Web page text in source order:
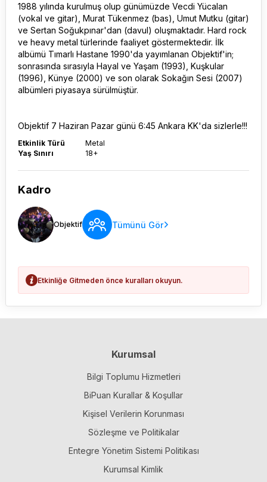
1988 yılında kurulmuş olup günümüzde Vecdi Yücalan
(vokal ve gitar), Murat Tükenmez (bas), Umut Mutku (gitar)
ve Sertan Soğukpınar'dan (davul) oluşmaktadır. Hard rock
ve heavy metal türlerinde faaliyet göstermektedir. İlk
albümü Tımarlı Hastane 1990'da yayımlanan Objektif'in;
sonrasında sırasıyla Hayal ve Yaşam (1993), Kuşkular
(1996), Künye (2000) ve son olarak Sokağın Sesi (2007)
albümleri piyasaya sürülmüştür.
Objektif 7 Haziran Pazar günü 6:45 Ankara KK'da sizlerle!!!
Etkinlik Türü
Metal
Yaş Sınırı
18+
Kadro
Objektif Tümünü Gör
Etkinliğe Gitmeden önce kuralları okuyun.
Kurumsal
Bilgi Toplumu Hizmetleri
BiPuan Kurallar & Koşullar
Kişisel Verilerin Korunması
Sözleşme ve Politikalar
Entegre Yönetim Sistemi Politikası
Kurumsal Kimlik